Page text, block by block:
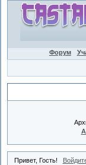
Форум
Привет, Гость!